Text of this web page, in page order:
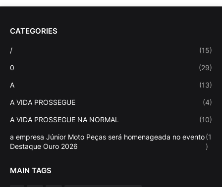
CATEGORIES
/ (15)
0 (29)
A (13)
A VIDA PROSSEGUE (4)
A VIDA PROSSEGUE NA NORMAL (10)
a empresa Júnior Moto Peças será homenageada no evento
Destaque Ouro 2026
(1
)
MAIN TAGS